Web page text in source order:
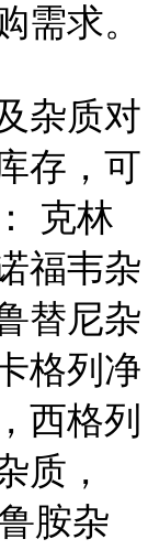
需求。
杂质对
存，可
克林
福韦杂
替尼杂
格列净
西格列
质，
胺杂